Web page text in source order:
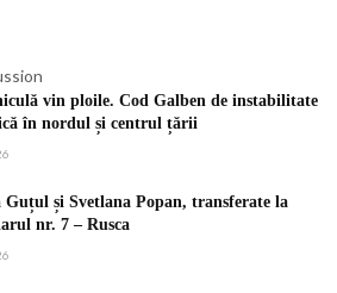
vin ploile. Cod Galben de instabilitate
în nordul și centrul țării
Guțul și Svetlana Popan, transferate la
nr. 7 – Rusca